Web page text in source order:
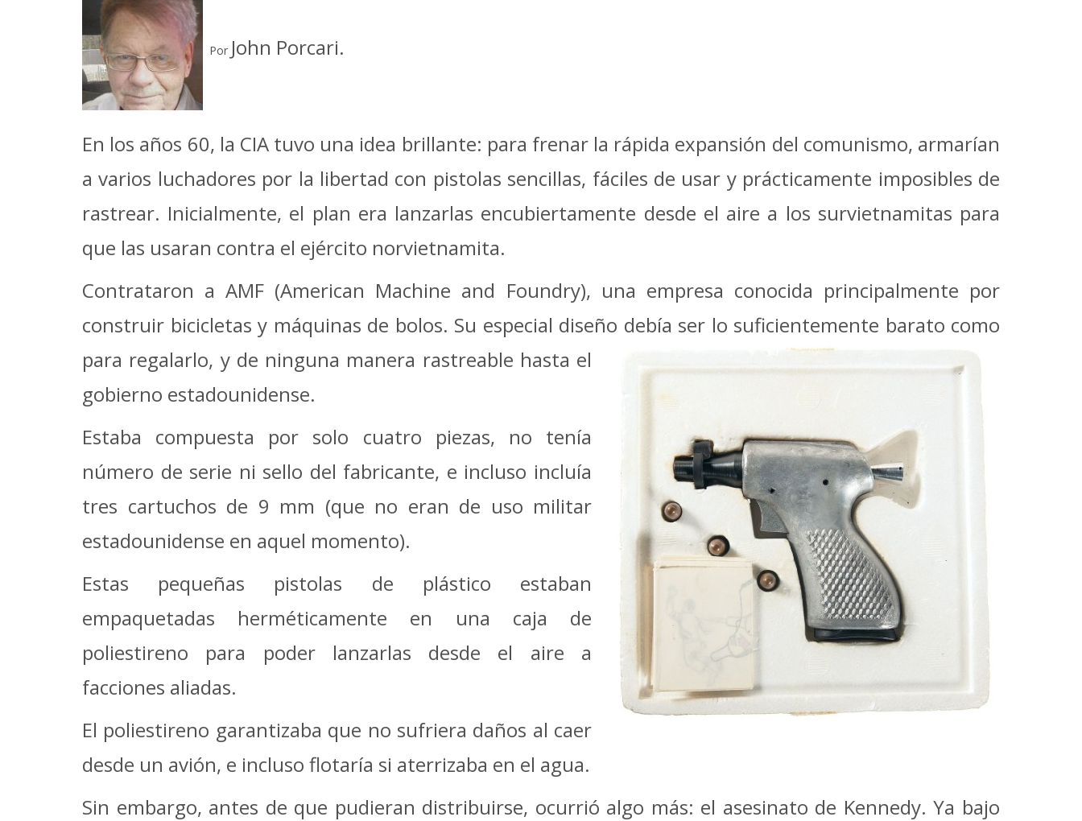
Por John Porcari.
En los años 60, la CIA tuvo una idea brillante: para frenar la rápida expansión del comunismo, armarían
a varios luchadores por la libertad con pistolas sencillas, fáciles de usar y prácticamente imposibles de
rastrear. Inicialmente, el plan era lanzarlas encubiertamente desde el aire a los survietnamitas para
que las usaran contra el ejército norvietnamita.
Contrataron a AMF (American Machine and Foundry), una empresa conocida principalmente por
construir bicicletas y máquinas de bolos. Su especial diseño debía ser lo suficientemente barato como
para regalarlo, y de ninguna manera rastreable hasta el
gobierno estadounidense.
Estaba compuesta por solo cuatro piezas, no tenía
número de serie ni sello del fabricante, e incluso incluía
tres cartuchos de 9 mm (que no eran de uso militar
estadounidense en aquel momento).
Estas pequeñas pistolas de plástico estaban
empaquetadas herméticamente en una caja de
poliestireno para poder lanzarlas desde el aire a
facciones aliadas.
El poliestireno garantizaba que no sufriera daños al caer
desde un avión, e incluso flotaría si aterrizaba en el agua.
Sin embargo, antes de que pudieran distribuirse, ocurrió algo más: el asesinato de Kennedy. Ya bajo